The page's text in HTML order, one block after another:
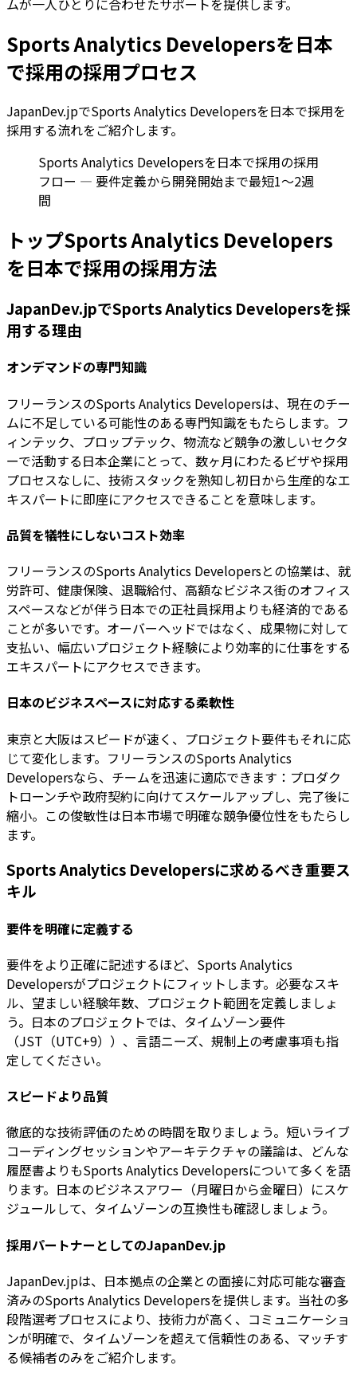
ムが一人ひとりに合わせたサポートを提供します。
Sports Analytics Developersを日本
で採用の採用プロセス
JapanDev.jpでSports Analytics Developersを日本で採用を
採用する流れをご紹介します。
Sports Analytics Developersを日本で採用の採用
フロー — 要件定義から開発開始まで最短1〜2週
間
トップSports Analytics Developers
を日本で採用の採用方法
JapanDev.jpでSports Analytics Developersを採
用する理由
オンデマンドの専門知識
フリーランスのSports Analytics Developersは、現在のチー
ムに不足している可能性のある専門知識をもたらします。フ
ィンテック、プロップテック、物流など競争の激しいセクタ
ーで活動する日本企業にとって、数ヶ月にわたるビザや採用
プロセスなしに、技術スタックを熟知し初日から生産的なエ
キスパートに即座にアクセスできることを意味します。
品質を犠牲にしないコスト効率
フリーランスのSports Analytics Developersとの協業は、就
労許可、健康保険、退職給付、高額なビジネス街のオフィス
スペースなどが伴う日本での正社員採用よりも経済的である
ことが多いです。オーバーヘッドではなく、成果物に対して
支払い、幅広いプロジェクト経験により効率的に仕事をする
エキスパートにアクセスできます。
日本のビジネスペースに対応する柔軟性
東京と大阪はスピードが速く、プロジェクト要件もそれに応
じて変化します。フリーランスのSports Analytics
Developersなら、チームを迅速に適応できます：プロダク
トローンチや政府契約に向けてスケールアップし、完了後に
縮小。この俊敏性は日本市場で明確な競争優位性をもたらし
ます。
Sports Analytics Developersに求めるべき重要ス
キル
要件を明確に定義する
要件をより正確に記述するほど、Sports Analytics
Developersがプロジェクトにフィットします。必要なスキ
ル、望ましい経験年数、プロジェクト範囲を定義しましょ
う。日本のプロジェクトでは、タイムゾーン要件
（JST（UTC+9））、言語ニーズ、規制上の考慮事項も指
定してください。
スピードより品質
徹底的な技術評価のための時間を取りましょう。短いライブ
コーディングセッションやアーキテクチャの議論は、どんな
履歴書よりもSports Analytics Developersについて多くを語
ります。日本のビジネスアワー（月曜日から金曜日）にスケ
ジュールして、タイムゾーンの互換性も確認しましょう。
採用パートナーとしてのJapanDev.jp
JapanDev.jpは、日本拠点の企業との面接に対応可能な審査
済みのSports Analytics Developersを提供します。当社の多
段階選考プロセスにより、技術力が高く、コミュニケーショ
ンが明確で、タイムゾーンを超えて信頼性のある、マッチす
る候補者のみをご紹介します。